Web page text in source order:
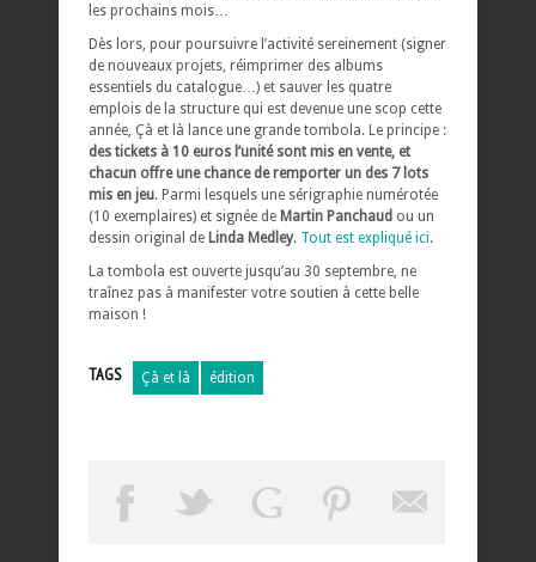
les prochains mois…
Dès lors, pour poursuivre l’activité sereinement (signer
de nouveaux projets, réimprimer des albums
essentiels du catalogue…) et sauver les quatre
emplois de la structure qui est devenue une scop cette
année, Çà et là lance une grande tombola. Le principe :
des tickets à 10 euros l’unité sont mis en vente, et
chacun offre une chance de remporter un des 7 lots
mis en jeu. Parmi lesquels une sérigraphie numérotée
(10 exemplaires) et signée de Martin Panchaud ou un
dessin original de Linda Medley. Tout est expliqué ici.
La tombola est ouverte jusqu’au 30 septembre, ne
traînez pas à manifester votre soutien à cette belle
maison !
TAGS Çà et là édition